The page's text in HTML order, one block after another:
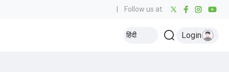
Follow us at:
हिंदी Login